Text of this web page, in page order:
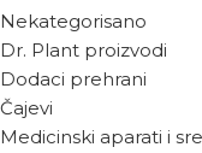
Nekategorisano
Dr. Plant proizvodi
Dodaci prehrani
Čajevi
Medicinski aparati i